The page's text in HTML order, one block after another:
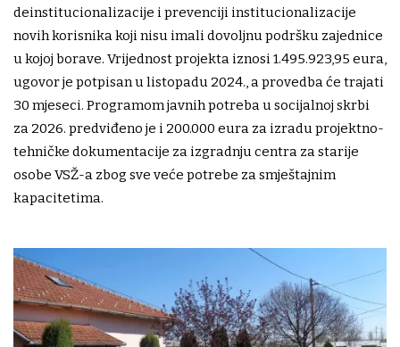
deinstitucionalizacije i prevenciji institucionalizacije
novih korisnika koji nisu imali dovoljnu podršku zajednice
u kojoj borave. Vrijednost projekta iznosi 1.495.923,95 eura,
ugovor je potpisan u listopadu 2024., a provedba će trajati
30 mjeseci. Programom javnih potreba u socijalnoj skrbi
za 2026. predviđeno je i 200.000 eura za izradu projektno-
tehničke dokumentacije za izgradnju centra za starije
osobe VSŽ-a zbog sve veće potrebe za smještajnim
kapacitetima.